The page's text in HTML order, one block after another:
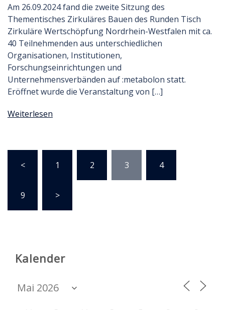
Am 26.09.2024 fand die zweite Sitzung des
Thementisches Zirkuläres Bauen des Runden Tisch
Zirkuläre Wertschöpfung Nordrhein-Westfalen mit ca.
40 Teilnehmenden aus unterschiedlichen
Organisationen, Institutionen,
Forschungseinrichtungen und
Unternehmensverbänden auf :metabolon statt.
Eröffnet wurde die Veranstaltung von […]
Weiterlesen
Seitennummerierung
Beiträge
< 1 2 3 4
9 >
Kalender